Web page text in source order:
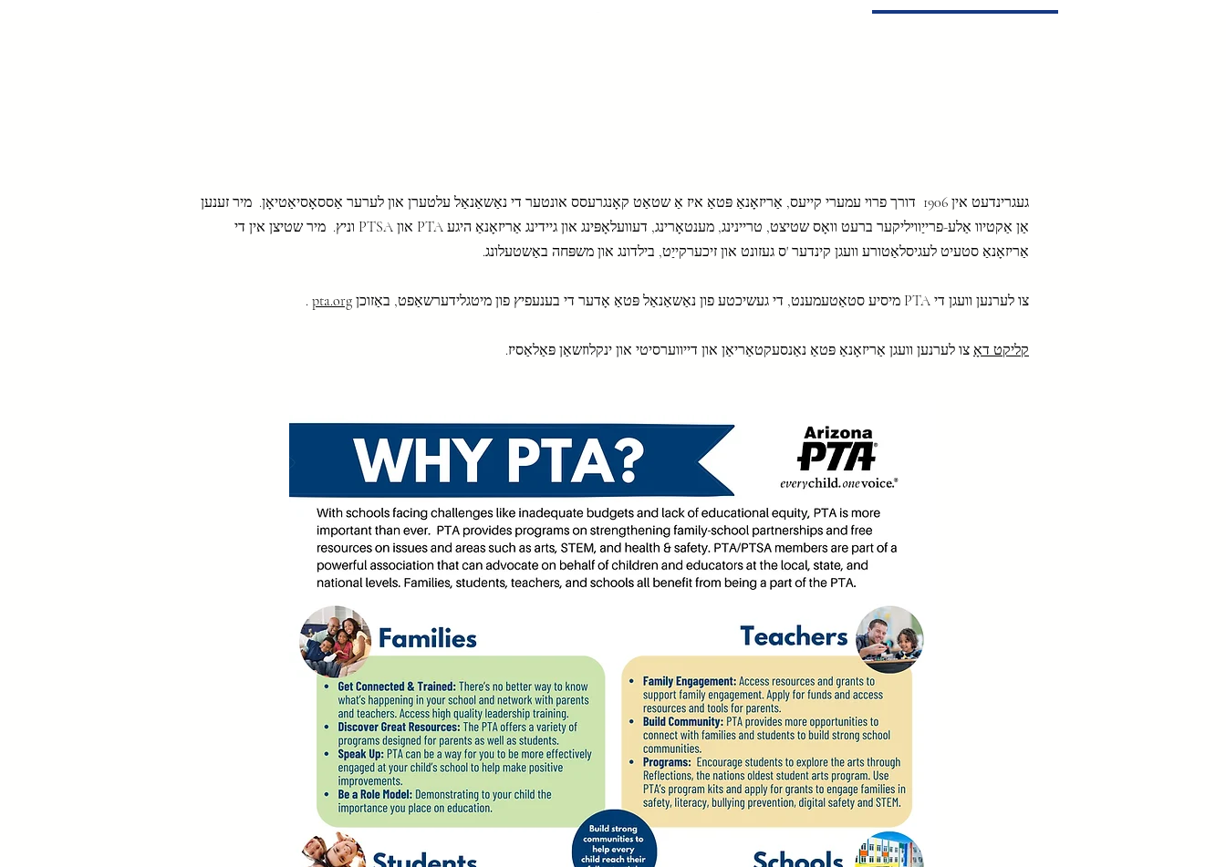
געגרינדעט אין 1906 דורך פרוי עמערי קייעס, אַריזאָנאַ פּטאַ איז אַ שטאַט קאָנגרעסס אונטער די נאַשאַנאַל עלטערן און לערער אַססאָסיאַטיאָן. מיר זענען
אַן אַקטיוו אַלע-פרייַוויליקער ברעט וואָס שטיצט, טריינינג, מענטאָרינג, דעוועלאָפּינג און גיידינג אַריזאָנאַ היגע PTA און PTSA וניץ.
מיר שטיצן אין די
אַריזאָנאַ סטעיט לעגיסלאַטורע וועגן קינדער 'ס געזונט און זיכערקייַט, בילדונג און משפּחה באַשטעלונג.
צו לערנען וועגן די PTA מיסיע סטאַטעמענט, די געשיכטע פון נאַשאַנאַל פּטאַ אָדער די בענעפיץ פון מיטגלידערשאַפט, באַזוכן pta.org
.
קליקט דאָ צו לערנען וועגן אַריזאָנאַ פּטאַ נאַנסעקטאַריאַן און דייווערסיטי און ינקלוזשאַן פּאַלאַסיז.